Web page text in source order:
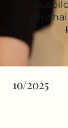
1o/2025